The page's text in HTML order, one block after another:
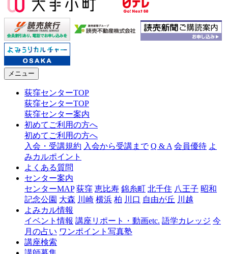
メニュー
荻窪センターTOP
荻窪センターTOP
荻窪センター案内
初めてご利用の方へ
初めてご利用の方へ
入会・受講規約 入会から受講まで Q & A 会員優待 よ
みカルポイント
よくある質問
センター案内
センターMAP 荻窪 恵比寿 錦糸町 北千住 八王子 昭和
記念公園 大森 川崎 横浜 柏 川口 自由が丘 川越
よみカル情報
イベント情報 講座リポート・動画etc. 語学カレッジ 今
月の占い ワンポイント写真塾
講座検索